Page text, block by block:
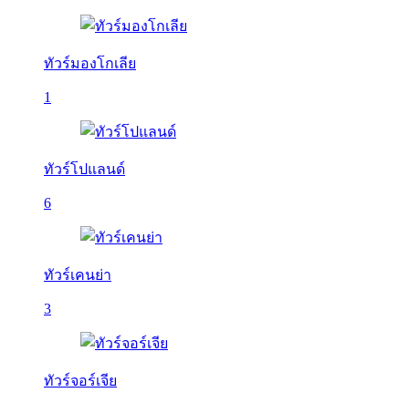
ทัวร์มองโกเลีย
1
ทัวร์โปแลนด์
6
ทัวร์เคนย่า
3
ทัวร์จอร์เจีย